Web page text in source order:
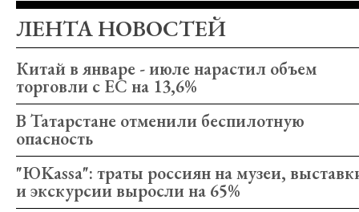
ЛЕНТА НОВОСТЕЙ
Китай в январе - июле нарастил объем
торговли с ЕС на 13,6%
В Татарстане отменили беспилотную
опасность
"ЮKassa": траты россиян на музеи,
и экскурсии выросли на 65%